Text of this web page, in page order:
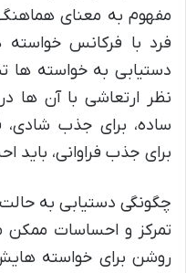
مفهوم به معنای
فرد با فرکانس خواسته
دستیابی به خواسته ها
نظر ارتعاشی با آن ها
ساده، برای جذب شادی،
برای جذب فراوانی، باید
چگونگی دستیابی به
تمرکز و احساسات
روشن برای خواسته